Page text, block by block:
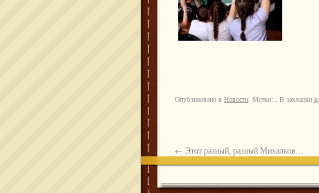
Опубликовано в Новости. Метки: . В закладки
← Этот разный, разный Михалков…